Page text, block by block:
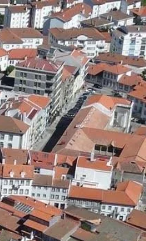
Español